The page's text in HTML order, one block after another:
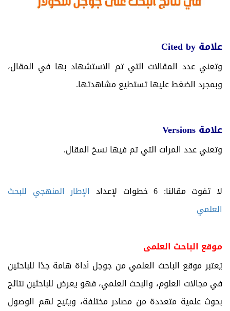
علامة Cited by
وتعني عدد المقالات التي تم الاستشهاد بها في المقال،
وبمجرد الضغط عليها تستطيع مشاهدتها.
علامة Versions
وتعني عدد المرات التي تم فيها نسخ المقال.
لا تفوت مقالنا: 6 خطوات لإعداد
الإطار المنهجي للبحث
العلمي
موقع الباحث العلمى
يُعتبر موقع الباحث العلمي من جوجل أداة هامة جدًا للباحثين
في مجالات العلوم، والبحث العلمي، فهو يعرض للباحثين نتائج
بحوث علمية متعددة من مصادر مختلفة، ويتيح لهم الوصول